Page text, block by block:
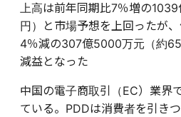
上高は前年同期比7％増の
円）と市場予想を上回ったが
4％減の307億5000万元（約
減益となった
中国の電子商取引（EC）業界
ている。PDDは消費者を引き